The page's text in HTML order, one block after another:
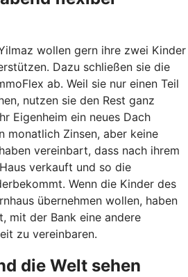
wollen gern ihre zwei Kinder
Dazu schließen sie die
ab. Weil sie nur einen Teil
nutzen sie den Rest ganz
Eigenheim ein neues Dach
monatlich Zinsen, aber keine
vereinbart, dass nach ihrem
verkauft und so die
Wenn die Kinder des
übernehmen wollen, haben
mit der Bank eine andere
zu vereinbaren.
die Welt sehen